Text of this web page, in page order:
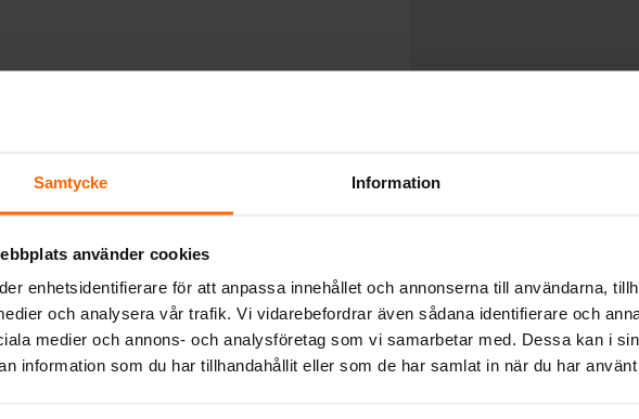
Samtycke Information
använder cookies
enhetsidentifierare för att anpassa innehållet och annonserna till användarna,
och analysera vår trafik. Vi vidarebefordrar även sådana identifierare och
medier och annons- och analysföretag som vi samarbetar med. Dessa kan i
information som du har tillhandahållit eller som de har samlat in när du har
och installation Betalning & leverans Behöver
– En kvalitetsprodukt med 5 års garanti!